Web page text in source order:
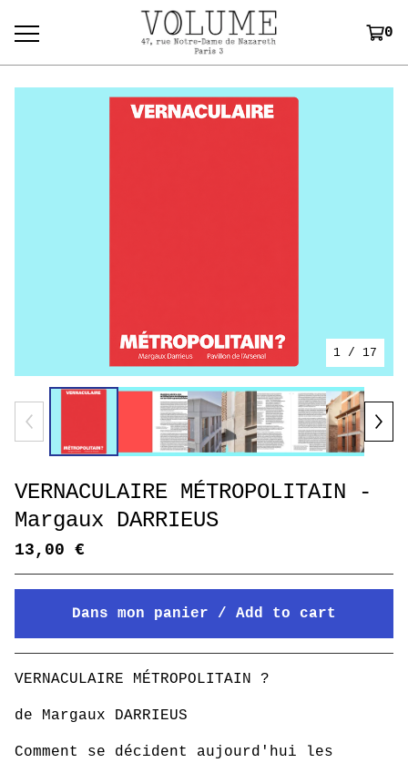
0
1 / 17
VERNACULAIRE MÉTROPOLITAIN -
Margaux DARRIEUS
13,00 €
Dans mon panier / Add to cart
Mon panier / Go to cart
VERNACULAIRE MÉTROPOLITAIN ?
de Margaux DARRIEUS
Comment se décident aujourd'hui les